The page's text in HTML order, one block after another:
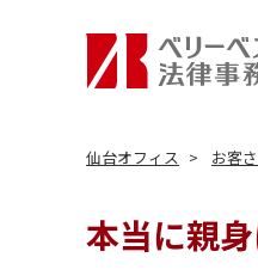
仙台オフィス お客
本当に親